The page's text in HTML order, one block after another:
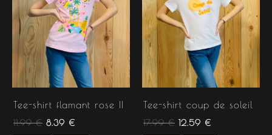
Tee-shirt flamant rose II
11.99€ 8.39 €
Tee-shirt coup de soleil
17.99€ 12.59 €